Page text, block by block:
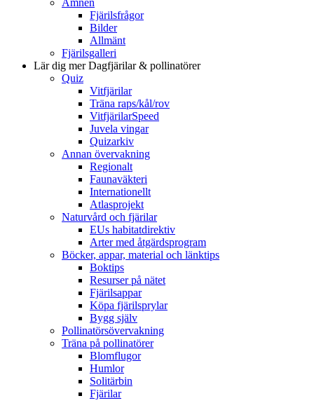
Fjärilsfrågor
Bilder
Allmänt
Fjärilsgalleri
Lär dig merDagfjärilar & pollinatörer
Quiz
Vitfjärilar
Träna raps/kål/rov
VitfjärilarSpeed
Juvela vingar
Quizarkiv
Annan övervakning
Regionalt
Faunaväkteri
Internationellt
Atlasprojekt
Naturvård och fjärilar
EUs habitatdirektiv
Arter med åtgärdsprogram
Böcker, appar, material och länktips
Boktips
Resurser på nätet
Fjärilsappar
Köpa fjärilsprylar
Bygg själv
Pollinatörsövervakning
Träna på pollinatörer
Blomflugor
Humlor
Solitärbin
Fjärilar